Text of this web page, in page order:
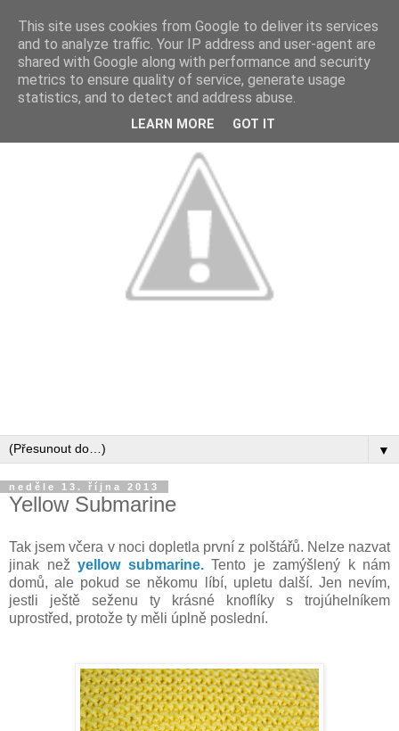
▼
neděle 13. října 2013
Yellow Submarine
Tak jsem včera v noci dopletla první z polštářů. Nelze nazvat
jinak než yellow submarine.Tento je zamýšlený k nám
domů, ale pokud se někomu líbí, upletu další. Jen nevím,
jestli ještě seženu ty krásné knoflíky s trojúhelníkem
uprostřed, protože ty měli úplně poslední.
This site uses cookies from Google to deliver its services
and to analyze traffic. Your IP address and user-agent are
shared with Google along with performance and security
metrics to ensure quality of service, generate usage
statistics, and to detect and address abuse.
LEARN MORE GOT IT